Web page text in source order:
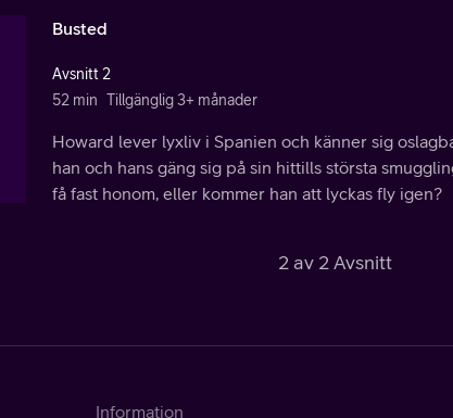
Busted
Avsnitt 2
52 min Tillgänglig 3+ månader
Howard lever lyxliv i Spanien och känner sig
han och hans gäng sig på sin hittills största
få fast honom, eller kommer han att lyckas fly igen?
2 av 2 Avsnitt
Information